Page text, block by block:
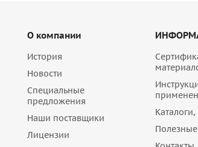
О компании
История
Новости
Специальные
предложения
Наши поставщики
Лицензии
Полезные